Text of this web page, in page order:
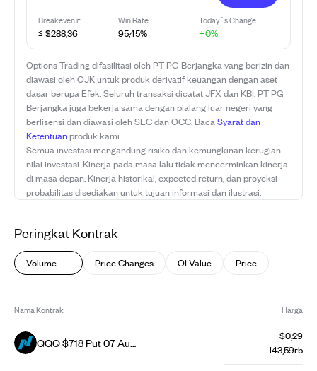
Breakeven if Win Rate Today`s Change
≤ $288,36 95,45% +0%
Options Trading difasilitasi oleh PT PG Berjangka yang berizin dan
diawasi oleh OJK untuk produk derivatif keuangan dengan aset
dasar berupa Efek. Seluruh transaksi dicatat JFX dan KBI. PT PG
Berjangka juga bekerja sama dengan pialang luar negeri yang
berlisensi dan diawasi oleh SEC dan OCC. BacaSyarat dan
Ketentuanproduk kami.
Semua investasi mengandung risiko dan kemungkinan kerugian
nilai investasi. Kinerja pada masa lalu tidak mencerminkan kinerja
di masa depan. Kinerja historikal, expected return, dan proyeksi
probabilitas disediakan untuk tujuan informasi dan ilustrasi.
Peringkat Kontrak
Volume Price Changes OI Value Price
Nama Kontrak Harga
QQQ $718 Put 07 Aug
$0,29
143,59rb